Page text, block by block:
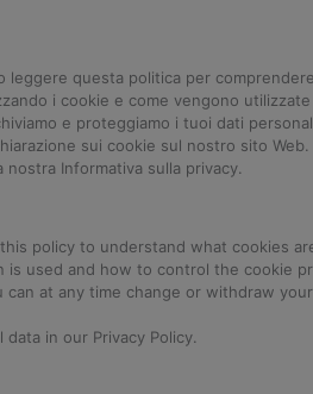
questa politica per
i cookie e come vengono
e proteggiamo i tuoi dati
sui cookie sul nostro sito Web.
Informativa sulla privacy.
policy to understand what cookies
used and how to control the cookie
at any time change or withdraw
in our Privacy Policy.